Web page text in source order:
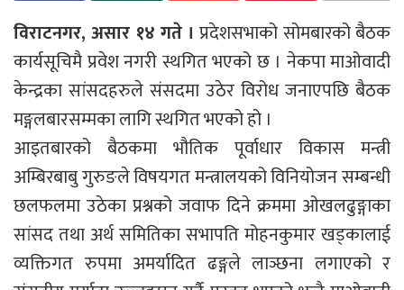
विराटनगर, असार १४ गते । प्रदेशसभाको सोमबारको बैठक
कार्यसूचिमै प्रवेश नगरी स्थगित भएको छ । नेकपा माओवादी
केन्द्रका सांसदहरुले संसदमा उठेर विरोध जनाएपछि बैठक
मङ्गलबारसम्मका लागि स्थगित भएको हो ।
आइतबारको बैठकमा भौतिक पूर्वाधार विकास मन्त्री
अम्बिरबाबु गुरुङले विषयगत मन्त्रालयको विनियोजन सम्बन्धी
छलफलमा उठेका प्रश्नको जवाफ दिने क्रममा ओखलढुङ्गाका
सांसद तथा अर्थ समितिका सभापति मोहनकुमार खड्कालाई
व्यक्तिगत रुपमा अमर्यादित ढङ्गले लाञ्छना लगाएको र